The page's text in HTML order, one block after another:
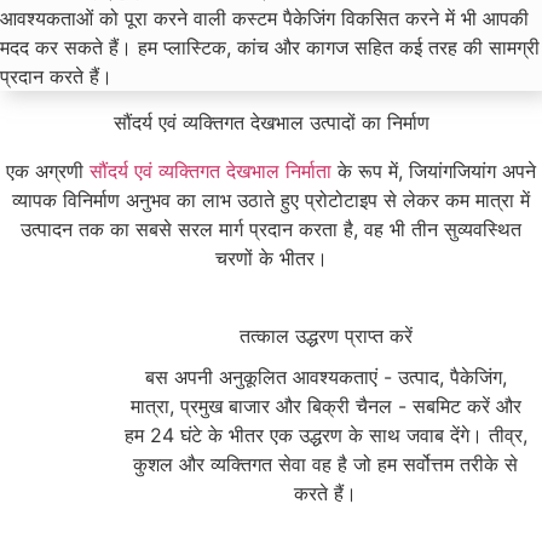
आवश्यकताओं को पूरा करने वाली कस्टम पैकेजिंग विकसित करने में भी आपकी
मदद कर सकते हैं। हम प्लास्टिक, कांच और कागज सहित कई तरह की सामग्री
प्रदान करते हैं।
सौंदर्य एवं व्यक्तिगत देखभाल उत्पादों का निर्माण
एक अग्रणीसौंदर्य एवं व्यक्तिगत देखभाल निर्माता के रूप में, जियांगजियांग अपने
व्यापक विनिर्माण अनुभव का लाभ उठाते हुए प्रोटोटाइप से लेकर कम मात्रा में
उत्पादन तक का सबसे सरल मार्ग प्रदान करता है, वह भी तीन सुव्यवस्थित
चरणों के भीतर।
तत्काल उद्धरण प्राप्त करें
बस अपनी अनुकूलित आवश्यकताएं - उत्पाद, पैकेजिंग,
मात्रा, प्रमुख बाजार और बिक्री चैनल - सबमिट करें और
हम 24 घंटे के भीतर एक उद्धरण के साथ जवाब देंगे। तीव्र,
कुशल और व्यक्तिगत सेवा वह है जो हम सर्वोत्तम तरीके से
करते हैं।